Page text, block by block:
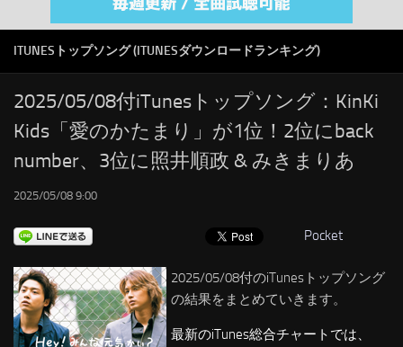
RSS
LINKS
ITUNESトップソング (ITUNESダウンロードランキング)
2025/05/08付iTunesトップソング：KinKi
Kids「愛のかたまり」が1位！2位にback
number、3位に照井順政 & みきまりあ
2025/05/08 9:00
Pocket
2025/05/08付のiTunesトップソング
の結果をまとめていきます。
最新のiTunes総合チャートでは、